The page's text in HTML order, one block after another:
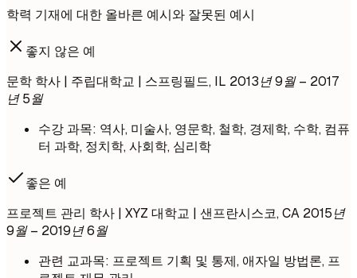
학력 기재에 대한 올바른 예시와 잘못된 예시
좋지 않은 예
문학 학사 | 주립대학교 | 스프링필드, IL 2013년 9월 – 2017
년 5월
수강 과목: 역사, 미술사, 영문학, 철학, 경제학, 수학, 컴퓨
터 과학, 정치학, 사회학, 심리학
좋은 예
프로젝트 관리 학사 | XYZ 대학교 | 샌프란시스코, CA 2015년
9월 – 2019년 6월
관련 교과목: 프로젝트 기획 및 통제, 애자일 방법론, 프